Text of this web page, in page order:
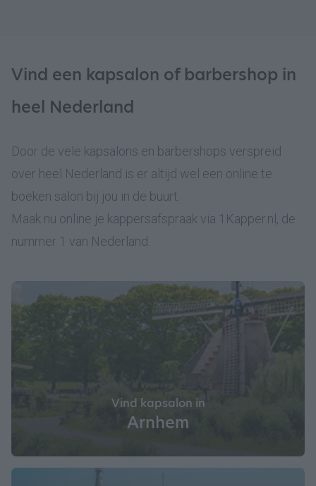
Vind een kapsalon of barbershop in
heel Nederland
Door de vele kapsalons en barbershops verspreid
over heel Nederland is er altijd wel een online te
boeken salon bij jou in de buurt.
Maak nu online je kappersafspraak via 1Kapper.nl, de
nummer 1 van Nederland.
Vind kapsalon in
Arnhem